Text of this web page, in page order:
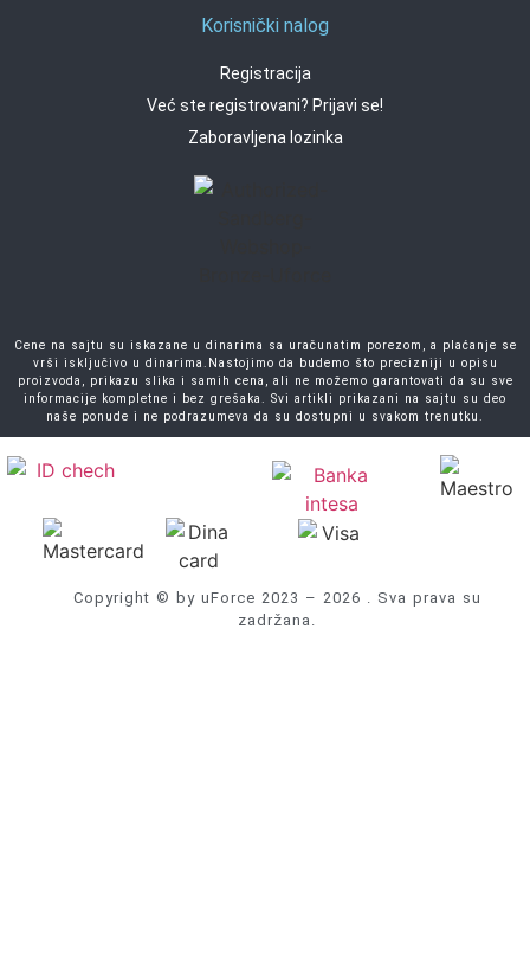
Korisnički nalog
Registracija
Već ste registrovani? Prijavi se!
Zaboravljena lozinka
Cene na sajtu su iskazane u dinarima sa uračunatim porezom, a plaćanje se
vrši isključivo u dinarima.Nastojimo da budemo što precizniji u opisu
proizvoda, prikazu slika i samih cena, ali ne možemo garantovati da su sve
informacije kompletne i bez grešaka. Svi artikli prikazani na sajtu su deo
naše ponude i ne podrazumeva da su dostupni u svakom trenutku.
Copyright © by uForce 2023 – 2026 . Sva prava su
zadržana.